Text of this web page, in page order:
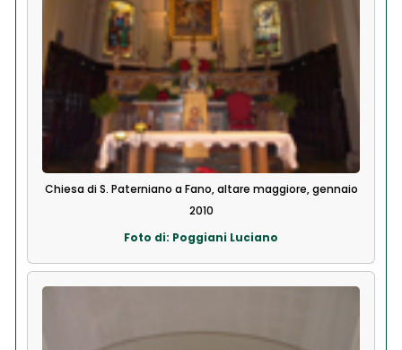
Chiesa di S. Paterniano a Fano, altare maggiore, gennaio
2010
Foto di: Poggiani Luciano